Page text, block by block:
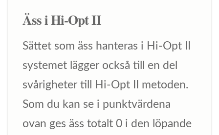
Äss i Hi-Opt II
Sättet som äss hanteras i Hi-Opt II
systemet lägger också till en del
svårigheter till Hi-Opt II metoden.
Som du kan se i punktvärdena
ovan ges äss totalt 0 i den löpande